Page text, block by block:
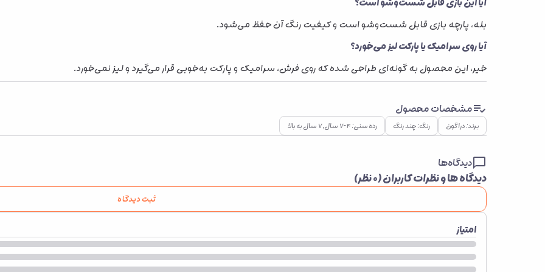
بله، پارچه بازی قابل شست‌وشو است و کیفیت رنگ آن حفظ می‌شود.
آیا روی سرامیک یا پارکت لیز می‌خورد؟
خیر، این محصول به گونه‌ای طراحی شده که روی فرش، سرامیک و پارکت به‌خوبی قرار می‌گیرد و لیز نمی‌خورد.
مشخصات محصول
برند: دراگون رنگ: چند رنگ رده سنی: ۴–۷ سال, ۷ سال به بالا
دیدگاه‌ها
دیدگاه ها و نظرات کاربران (۰نظر)
ثبت دیدگاه
امتیاز